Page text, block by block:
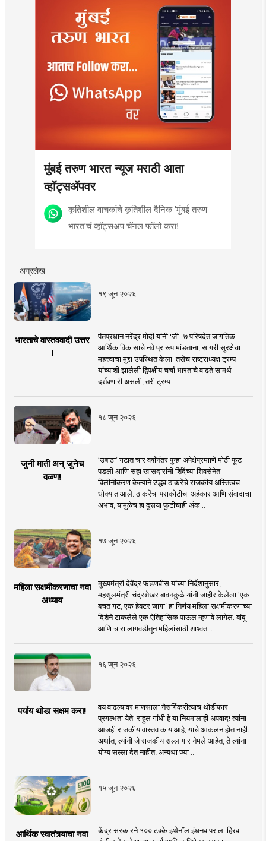
मुंबई तरुण भारत न्यूज मराठी आता
व्हॉट्सॲपवर
कृतिशील वाचकांचे कृतिशील दैनिक 'मुंबई तरुण
भारत'चं व्हॉट्सअप चॅनल फॉलो करा!
अग्रलेख
१९ जून २०२६
भारताचे वास्तववादी उत्तर
!
पंतप्रधान नरेंद्र मोदी यांनी 'जी- ७ परिषदेत जागतिक
आर्थिक विकासाचे नवे प्रारूप मांडताना, सागरी सुरक्षेचा
महत्त्वाचा मुद्दा उपस्थित केला. तसेच राष्ट्राध्यक्ष ट्रम्प
यांच्याशी झालेली द्विपक्षीय चर्चा भारताचे वाढते सामर्थ
दर्शवणारी असली, तरी ट्रम्प ..
१८ जून २०२६
जुनी माती अन् जुनेच
वळण!
‘उबाठा’ गटात चार वर्षांनंतर पुन्हा अपेक्षेप्रमााणे मोठी फूट
पडली आणि सहा खासदारांनी शिंदेंच्या शिवसेनेत
विलीनीकरण केल्याने उद्धव ठाकरेंचे राजकीय अस्तित्वच
धोक्यात आले. ठाकरेंचा पराकोटीचा अहंकार आणि संवादाचा
अभाव, यामुळेच हा दुसर्‍या फुटीचाही अंक ..
१७ जून २०२६
महिला सक्षमीकरणाचा नवा
अध्याय
मुख्यमंत्री देवेंद्र फडणवीस यांच्या निर्देशानुसार,
महसूलमंत्री चंद्रशेखर बावनकुळे यांनी जाहीर केलेला ‘एक
बचत गट, एक हेक्टर जागा’ हा निर्णय महिला सक्षमीकरणाच्या
दिशेने टाकलेले एक ऐतिहासिक पाऊल म्हणावे लागेल. बांबू
आणि चारा लागवडीतून महिलांसाठी शाश्वत ..
१६ जून २०२६
पर्याय थोडा सक्षम करा!
वय वाढल्यावर माणसाला नैसर्गिकरीत्याच थोडीफार
प्रगल्भता येते. राहुल गांधी हे या नियमालाही अपवाद! त्यांना
आजही राजकीय वास्तव काय आहे, याचे आकलन होत नाही.
अर्थात, त्यांनी जे राजकीय सल्लागार नेमले आहेत, ते त्यांना
योग्य सल्ला देत नाहीत, अन्यथा ज्या ..
१५ जून २०२६
आर्थिक स्वातंत्र्याचा नवा
केंद्र सरकारने १०० टक्के इथेनॉल इंधनवापराला हिरवा